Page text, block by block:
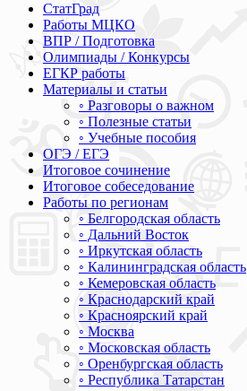
СтатГрад
Работы МЦКО
ВПР / Подготовка
Олимпиады / Конкурсы
ЕГКР работы
Материалы и статьи
◦ Разговоры о важном
◦ Полезные статьи
◦ Учебные пособия
ОГЭ / ЕГЭ
Итоговое сочинение
Итоговое собеседование
Работы по регионам
◦ Белгородская область
◦ Дальний Восток
◦ Иркутская область
◦ Калининградская область
◦ Кемеровская область
◦ Краснодарский край
◦ Красноярский край
◦ Москва
◦ Московская область
◦ Оренбургская область
◦ Республика Татарстан